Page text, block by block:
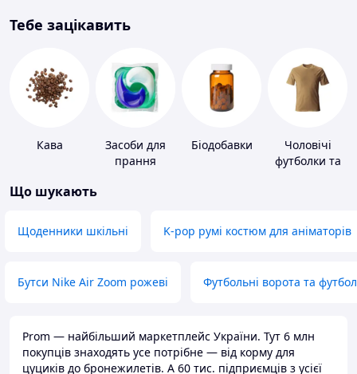
Тебе зацікавить
Кава
Засоби для
прання
Біодобавки
Чоловічі
футболки та
Що шукають
Щоденники шкільні K-pop румі костюм для аніматорів
Бутси Nike Air Zoom рожеві Футбольні ворота та
Prom — найбільший маркетплейс України. Тут 6 млн
покупців знаходять усе потрібне — від корму для
цуциків до бронежилетів. А 60 тис. підприємців з усієї